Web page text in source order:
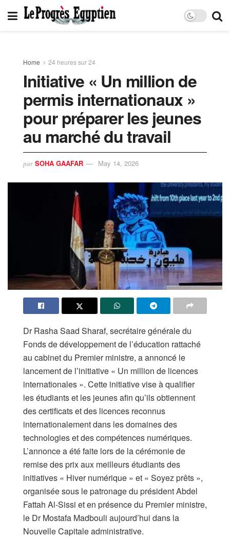
Home 24 heures sur 24
Initiative « Un million de
permis internationaux »
pour préparer les jeunes
au marché du travail
par SOHA GAAFAR May 14, 2026
Dr Rasha Saad Sharaf, secrétaire générale du
Fonds de développement de l’éducation rattaché
au cabinet du Premier ministre, a annoncé le
lancement de l’initiative « Un million de licences
internationales ». Cette initiative vise à qualifier
les étudiants et les jeunes afin qu’ils obtiennent
des certificats et des licences reconnus
internationalement dans les domaines des
technologies et des compétences numériques.
L’annonce a été faite lors de la cérémonie de
remise des prix aux meilleurs étudiants des
initiatives « Hiver numérique » et « Soyez prêts »,
organisée sous le patronage du président Abdel
Fattah Al-Sissi et en présence du Premier ministre,
le Dr Mostafa Madbouli aujourd’hui dans la
Nouvelle Capitale administrative.